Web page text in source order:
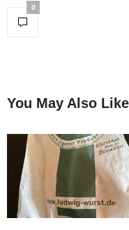
0
You May Also Like